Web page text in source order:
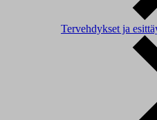
Tervehdykset ja